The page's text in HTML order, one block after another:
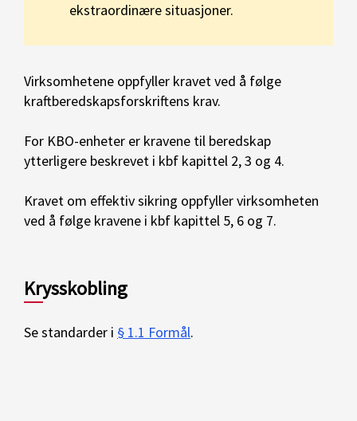
ekstraordinære situasjoner.
Virksomhetene oppfyller kravet ved å følge
kraftberedskapsforskriftens krav.
For KBO-enheter er kravene til beredskap
ytterligere beskrevet i kbf kapittel 2, 3 og 4.
Kravet om effektiv sikring oppfyller virksomheten
ved å følge kravene i kbf kapittel 5, 6 og 7.
Krysskobling
Se standarder i § 1.1 Formål.